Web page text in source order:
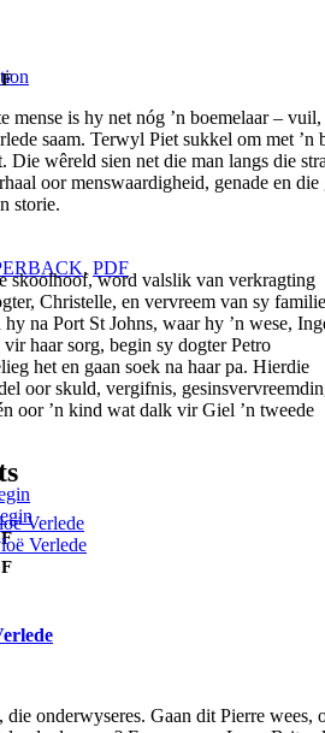
skoolhoof, word valslik van verkragting
Christelle, en vervreem van sy
na Port St Johns, waar hy ’n wese,
haar sorg, begin sy dogter Petro
het en gaan soek na haar pa. Hierdie
oor skuld, vergifnis,
oor ’n kind wat dalk vir Giel ’n tweede
onderwyseres. Gaan dit Pierre wees,
mense is hy net nóg ’n boemelaar –
saam. Terwyl Piet sukkel om met
Die wêreld sien net die man langs die
oor menswaardigheid, genade en
storie.
, PDF